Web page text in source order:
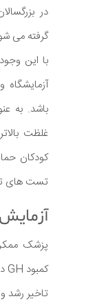
در
گرفته می
با این
باشد. به
تست های
آزمایش GH در کودکان
پزشک
کمبود GH دارند سفارش دهد. این شامل:
تاخیر رشد